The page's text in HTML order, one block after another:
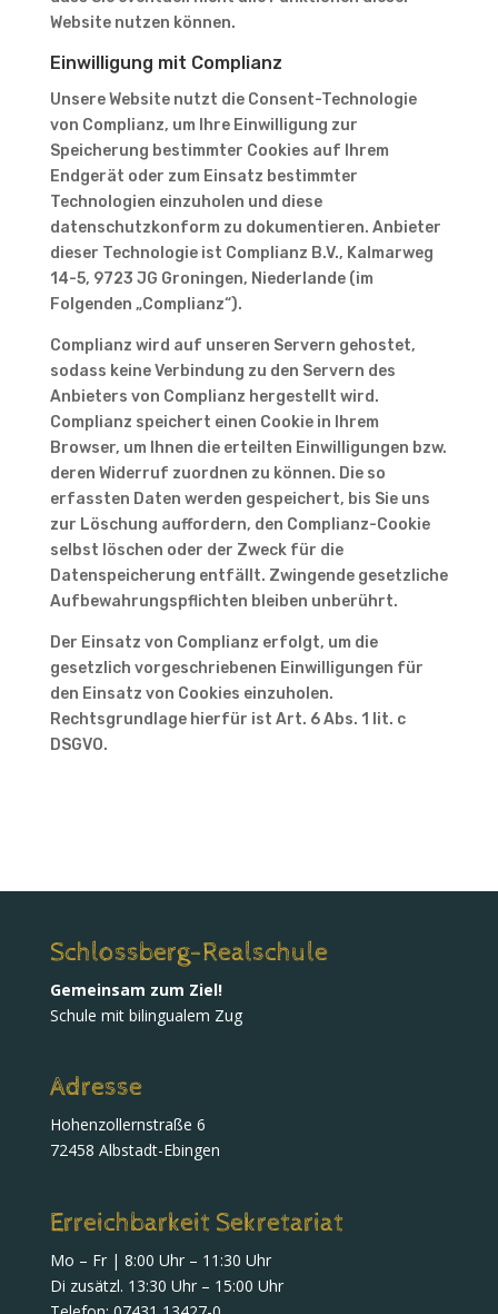
Website nutzen können.
Einwilligung mit Complianz
Unsere Website nutzt die Consent-Technologie
von Complianz, um Ihre Einwilligung zur
Speicherung bestimmter Cookies auf Ihrem
Endgerät oder zum Einsatz bestimmter
Technologien einzuholen und diese
datenschutzkonform zu dokumentieren. Anbieter
dieser Technologie ist Complianz B.V., Kalmarweg
14-5, 9723 JG Groningen, Niederlande (im
Folgenden „Complianz“).
Complianz wird auf unseren Servern gehostet,
sodass keine Verbindung zu den Servern des
Anbieters von Complianz hergestellt wird.
Complianz speichert einen Cookie in Ihrem
Browser, um Ihnen die erteilten Einwilligungen bzw.
deren Widerruf zuordnen zu können. Die so
erfassten Daten werden gespeichert, bis Sie uns
zur Löschung auffordern, den Complianz-Cookie
selbst löschen oder der Zweck für die
Datenspeicherung entfällt. Zwingende gesetzliche
Aufbewahrungspflichten bleiben unberührt.
Der Einsatz von Complianz erfolgt, um die
gesetzlich vorgeschriebenen Einwilligungen für
den Einsatz von Cookies einzuholen.
Rechtsgrundlage hierfür ist Art. 6 Abs. 1 lit. c
DSGVO.
Schlossberg-Realschule
Gemeinsam zum Ziel!
Schule mit bilingualem Zug
Adresse
Hohenzollernstraße 6
72458 Albstadt-Ebingen
Erreichbarkeit Sekretariat
Mo – Fr | 8:00 Uhr – 11:30 Uhr
Di zusätzl. 13:30 Uhr – 15:00 Uhr